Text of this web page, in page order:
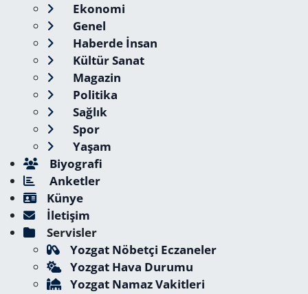
Ekonomi
Genel
Haberde İnsan
Kültür Sanat
Magazin
Politika
Sağlık
Spor
Yaşam
Biyografi
Anketler
Künye
İletişim
Servisler
Yozgat Nöbetçi Eczaneler
Yozgat Hava Durumu
Yozgat Namaz Vakitleri